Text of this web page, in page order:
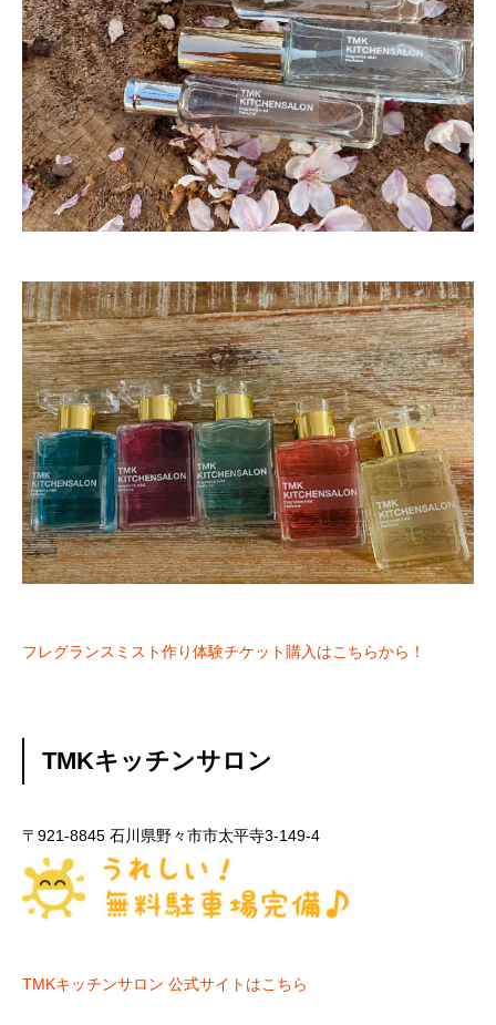
フレグランスミスト作り体験チケット購入はこちらから！
TMKキッチンサロン
〒921-8845 石川県野々市市太平寺3-149-4
TMKキッチンサロン 公式サイトはこちら